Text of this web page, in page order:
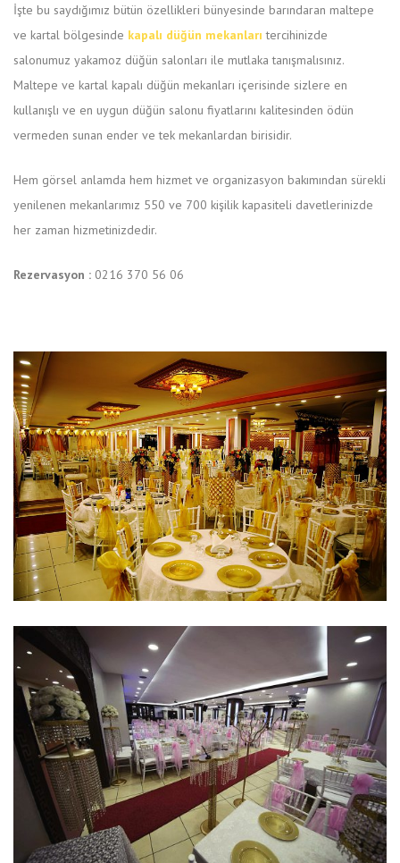
İşte bu saydığımız bütün özellikleri bünyesinde barındaran maltepe
ve kartal bölgesinde kapalı düğün mekanları tercihinizde
salonumuz yakamoz düğün salonları ile mutlaka tanışmalısınız.
Maltepe ve kartal kapalı düğün mekanları içerisinde sizlere en
kullanışlı ve en uygun düğün salonu fiyatlarını kalitesinden ödün
vermeden sunan ender ve tek mekanlardan birisidir.
Hem görsel anlamda hem hizmet ve organizasyon bakımından sürekli
yenilenen mekanlarımız 550 ve 700 kişilik kapasiteli davetlerinizde
her zaman hizmetinizdedir.
Rezervasyon : 0216 370 56 06